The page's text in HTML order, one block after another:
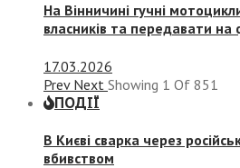
На Вінничині гучні
власників та передавати на
17.03.2026
Prev Next Showing 1 Of 851
ПОДІЇ
В Києві сварка через
вбивством